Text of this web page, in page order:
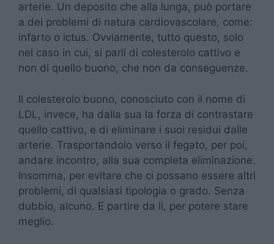
arterie. Un deposito che alla lunga, può portare
a dei problemi di natura cardiovascolare, come:
infarto o ictus. Ovviamente, tutto questo, solo
nel caso in cui, si parli di colesterolo cattivo e
non di quello buono, che non da conseguenze.
Il colesterolo buono, conosciuto con il nome di
LDL, invece, ha dalla sua la forza di contrastare
quello cattivo, e di eliminare i suoi residui dalle
arterie. Trasportandolo verso il fegato, per poi,
andare incontro, alla sua completa eliminazione.
Insomma, per evitare che ci possano essere altri
problemi, di qualsiasi tipologia o grado. Senza
dubbio, alcuno. E partire da li, per potere stare
meglio.